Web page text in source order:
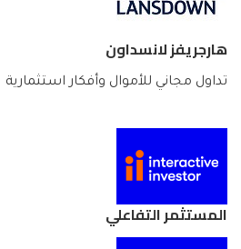
هارجريفز لانسداون
تداول مجاني للأموال وأفكار استثمارية
المستثمر التفاعلي